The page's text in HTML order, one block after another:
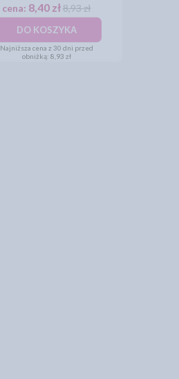
cena: 8,40 zł 8,93 zł
DO KOSZYKA
Najniższa cena z 30 dni przed
obniżką: 8,93 zł